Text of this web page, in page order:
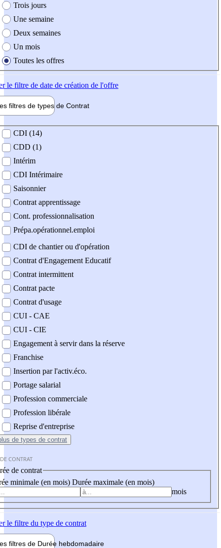
Trois jours
Une semaine
Deux semaines
Un mois
Toutes les offres
le filtre de date de création de l'offre
filtres de types de Contrat
contrat
CDI (14)
CDD (1)
Intérim
CDI Intérimaire
Saisonnier
Contrat apprentissage
Cont. professionnalisation
Prépa.opérationnel.emploi
CDI de chantier ou d'opération
Contrat d'Engagement Educatif
Contrat intermittent
Contrat pacte
Contrat d'usage
CUI - CAE
CUI - CIE
Engagement à servir dans la réserve
Franchise
Insertion par l'activ.éco.
Portage salarial
Profession commerciale
Profession libérale
Reprise d'entreprise
de types de contrat
CONTRAT
de contrat
minimale (en mois) Durée maximale (en mois)
mois
le filtre du type de contrat
filtres de Durée hebdomadaire